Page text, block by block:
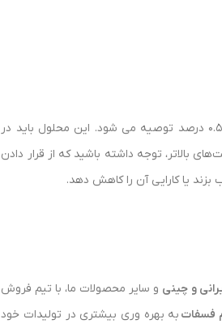
با غلظت 0.3 تا 0.5 درصد توصیه می‌ شود. این محلول باید در
استفاده از غلظت‌های بالاتر، توجه داشته باشید که از قرار دادن
یا کارایی آن را کاهش دهد.
و چینی و سایر محصولات ما، با تیم فروش
فسفات به بهره‌ وری بیشتری در تولیدات خود